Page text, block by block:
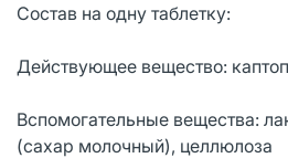
Состав на одну таблетку:
Действующее вещество:
Вспомогательные вещества:
(сахар молочный), целлюлоза